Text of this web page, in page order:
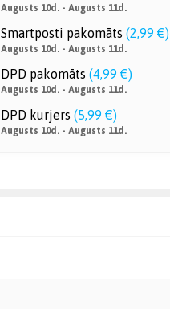
Augusts 10d. - Augusts 11d.
Smartposti pakomāts (2,99 €)
Augusts 10d. - Augusts 11d.
DPD pakomāts (4,99 €)
Augusts 10d. - Augusts 11d.
DPD kurjers (5,99 €)
Augusts 10d. - Augusts 11d.